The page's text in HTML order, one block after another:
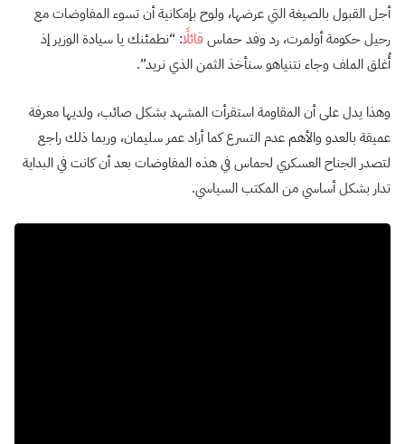
أجل القبول بالصيغة التي عرضها، ولوح بإمكانية أن تسوء المفاوضات مع
رحيل حكومة أولمرت، رد وفد حماس قائلًا: “نطمئنك يا سيادة الوزير إذ
أُغلق الملف وجاء نتنياهو سنأخذ الثمن الذي نريد”.
وهذا يدل على أن المقاومة استقرأت المشهد بشكل صائب، ولديها معرفة
عميقة بالعدو والأهم عدم التسرع كما أراد عمر سليمان، وربما ذلك راجع
لتصدر الجناح العسكري لحماس في هذه المفاوضات بعد أن كانت في البداية
تدار بشكل أساسي من المكتب السياسي.